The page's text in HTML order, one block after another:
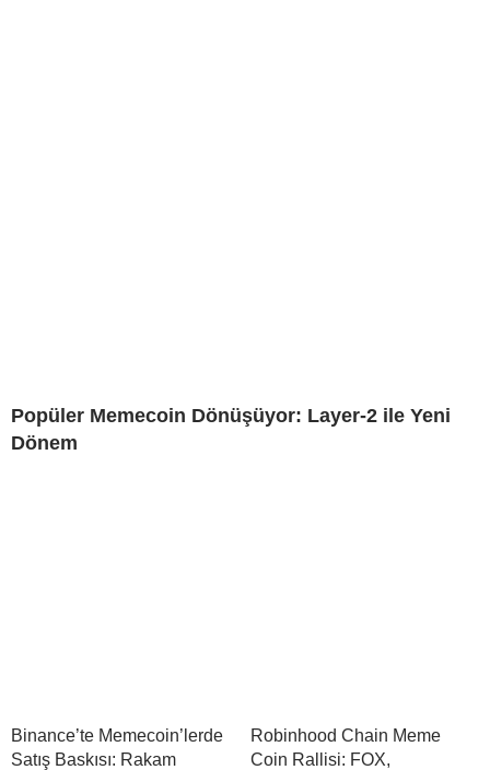
Popüler Memecoin Dönüşüyor: Layer-2 ile Yeni
Dönem
Binance’te Memecoin’lerde
Satış Baskısı: Rakam
Robinhood Chain Meme
Coin Rallisi: FOX,